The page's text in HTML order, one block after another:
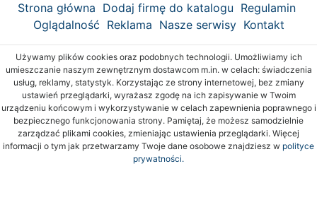
Strona główna Dodaj firmę do katalogu Regulamin
Oglądalność Reklama Nasze serwisy Kontakt
Używamy plików cookies oraz podobnych technologii. Umożliwiamy ich
umieszczanie naszym zewnętrznym dostawcom m.in. w celach: świadczenia
usług, reklamy, statystyk. Korzystając ze strony internetowej, bez zmiany
ustawień przeglądarki, wyrażasz zgodę na ich zapisywanie w Twoim
urządzeniu końcowym i wykorzystywanie w celach zapewnienia poprawnego i
bezpiecznego funkcjonowania strony. Pamiętaj, że możesz samodzielnie
zarządzać plikami cookies, zmieniając ustawienia przeglądarki. Więcej
informacji o tym jak przetwarzamy Twoje dane osobowe znajdziesz w polityce
prywatności.